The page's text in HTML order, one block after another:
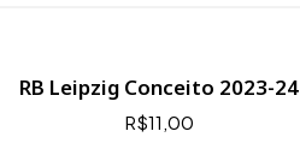
RB Leipzig Conceito 2023-24
R$11,00